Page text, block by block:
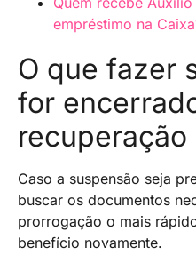
empréstimo na
O que fazer
for
recuperação
Caso a suspensão seja
buscar os documentos
prorrogação o mais
benefício novamente.